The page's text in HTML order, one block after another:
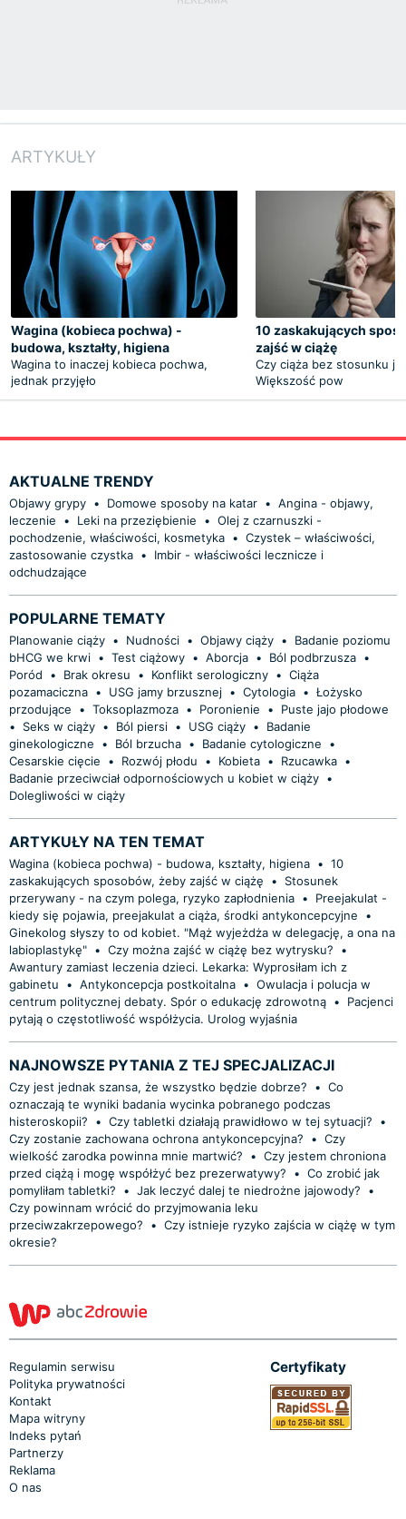
ARTYKUŁY
Wagina (kobieca pochwa) -
budowa, kształty, higiena
Wagina to inaczej kobieca pochwa,
jednak przyjęło
10 zaskakujących
zajść w ciążę
Czy ciąża bez stosunku
Większość pow
AKTUALNE TRENDY
Objawy grypy • Domowe sposoby na katar • Angina - objawy,
leczenie
• Leki na przeziębienie • Olej z czarnuszki -
pochodzenie, właściwości, kosmetyka • Czystek – właściwości,
zastosowanie czystka •
Imbir - właściwości lecznicze i
odchudzające
POPULARNE TEMATY
Planowanie ciąży • Nudności • Objawy ciąży •
Badanie poziomu
bHCG we krwi • Test ciążowy • Aborcja • Ból podbrzusza •
Poród
• Brak okresu • Konflikt serologiczny • Ciąża
pozamaciczna • USG jamy brzusznej • Cytologia • Łożysko
przodujące
• Toksoplazmoza • Poronienie •
Puste jajo płodowe
•
Seks w ciąży • Ból piersi • USG ciąży •
Badanie
ginekologiczne
• Ból brzucha • Badanie cytologiczne
•
Cesarskie cięcie
• Rozwój płodu • Kobieta • Rzucawka •
Badanie przeciwciał odpornościowych u kobiet w ciąży •
Dolegliwości w ciąży
ARTYKUŁY NA TEN TEMAT
Wagina (kobieca pochwa) - budowa, kształty, higiena • 10
zaskakujących sposobów, żeby zajść w ciążę
•
Stosunek
przerywany - na czym polega, ryzyko zapłodnienia •
Preejakulat -
kiedy się pojawia, preejakulat a ciąża, środki antykoncepcyjne
•
Ginekolog słyszy to od kobiet. "Mąż wyjeżdża w delegację, a ona na
labioplastykę" • Czy można zajść w ciążę bez wytrysku?
•
Awantury zamiast leczenia dzieci. Lekarka: Wyprosiłam ich z
gabinetu
• Antykoncepcja postkoitalna • Owulacja i polucja w
centrum politycznej debaty. Spór o edukację zdrowotną •
Pacjenci
pytają o częstotliwość współżycia. Urolog wyjaśnia
NAJNOWSZE PYTANIA Z TEJ SPECJALIZACJI
Czy jest jednak szansa, że wszystko będzie dobrze? • Co
oznaczają te wyniki badania wycinka pobranego podczas
histeroskopii?
• Czy tabletki działają prawidłowo w tej sytuacji?
•
Czy zostanie zachowana ochrona antykoncepcyjna?
• Czy
wielkość zarodka powinna mnie martwić?
• Czy jestem chroniona
przed ciążą i mogę współżyć bez prezerwatywy?
• Co zrobić jak
pomyliłam tabletki?
• Jak leczyć dalej te niedrożne jajowody?
•
Czy powinnam wrócić do przyjmowania leku
przeciwzakrzepowego?
• Czy istnieje ryzyko zajścia w ciążę w tym
okresie?
Regulamin serwisu
Polityka prywatności
Kontakt
Mapa witryny
Indeks pytań
Partnerzy
Reklama
O nas
Certyfikaty